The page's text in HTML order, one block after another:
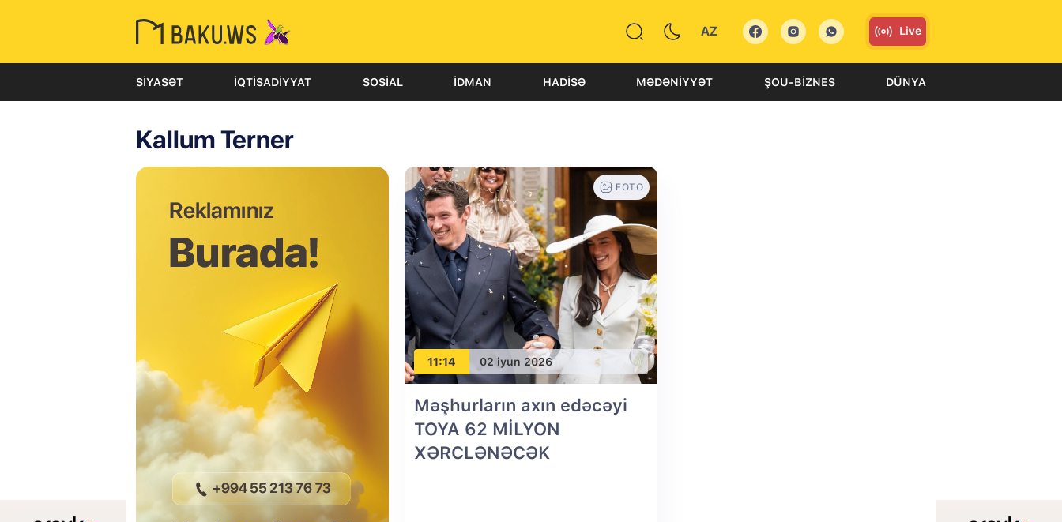
AZ Live
SIYASƏT İQTISADIYYAT SOSIAL İDMAN HADISƏ MƏDƏNIYYƏT ŞOU-BIZNES DÜNYA
Kallum Terner
11:14 02 iyun 2026
FOTO
Məşhurların axın edəcəyi
TOYA 62 MİLYON
XƏRCLƏNƏCƏK